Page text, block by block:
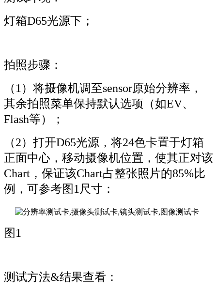
灯箱D65光源下；
拍照步骤：
（1）将摄像机调至sensor原始分辨率，
其余拍照菜单保持默认选项（如EV、
Flash等）；
（2）打开D65光源，将24色卡置于灯箱
正面中心，移动摄像机位置，使其正对该
Chart，保证该Chart占整张照片的85%比
例，可参考图1尺寸：
图1
测试方法&结果查看：